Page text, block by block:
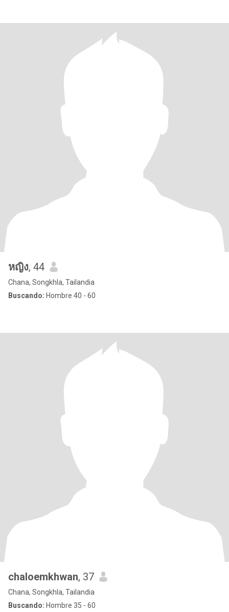
หญิง, 44
Chana, Songkhla, Tailandia
Buscando: Hombre 40 - 60
chaloemkhwan, 37
Chana, Songkhla, Tailandia
Buscando: Hombre 35 - 60